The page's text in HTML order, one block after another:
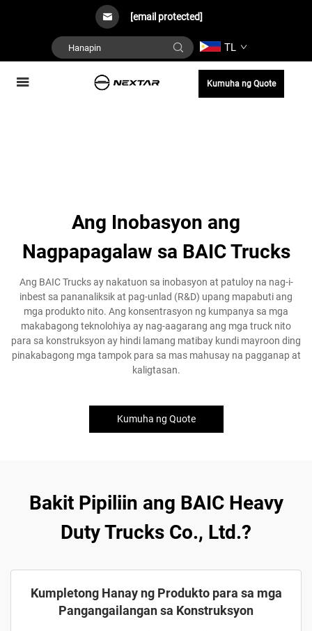
[email protected]
TL
Kumuha ng Quote
Ang Inobasyon ang
Nagpapagalaw sa BAIC Trucks
Ang BAIC Trucks ay nakatuon sa inobasyon at patuloy na nag-i-
inbest sa pananaliksik at pag-unlad (R&D) upang mapabuti ang
mga produkto nito. Ang konsentrasyon ng kumpanya sa mga
makabagong teknolohiya ay nag-aagarang ang mga truck nito
para sa konstruksyon ay hindi lamang matibay kundi mayroon ding
pinakabagong mga tampok para sa mas mahusay na pagganap at
kaligtasan.
Kumuha ng Quote
Bakit Pipiliin ang BAIC Heavy
Duty Trucks Co., Ltd.?
Kumpletong Hanay ng Produkto para sa mga
Pangangailangan sa Konstruksyon